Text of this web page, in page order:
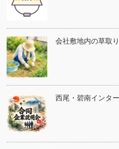
会社敷地内の草取
西尾・碧南インタ